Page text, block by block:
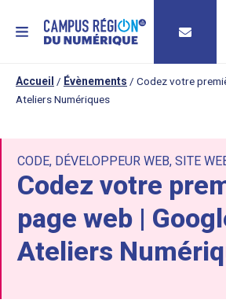
MENU
Accueil / Évènements / Codez votre
Ateliers Numériques
CODE, DÉVELOPPEUR WEB, SITE
Codez votre
page web |
Ateliers